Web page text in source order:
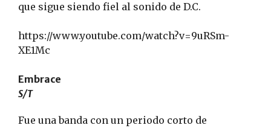
que sigue siendo fiel al sonido de D.C.
https://www.youtube.com/watch?v=9uRSm-
XE1Mc
Embrace
S/T
Fue una banda con un periodo corto de